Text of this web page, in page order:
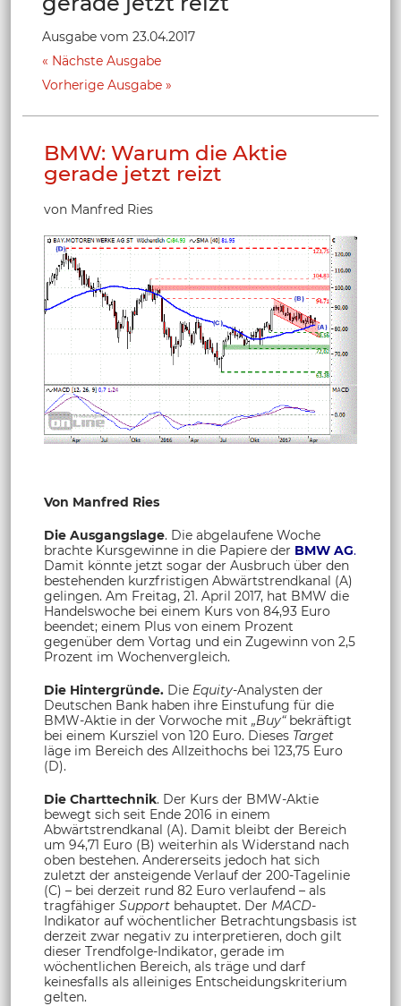
Ausgabe vom 23.04.2017
Nächste Ausgabe
Vorherige Ausgabe
BMW: Warum die Aktie
gerade jetzt reizt
von Manfred Ries
Von Manfred Ries
Die Ausgangslage. Die abgelaufene Woche
brachte Kursgewinne in die Papiere der BMW AG.
Damit könnte jetzt sogar der Ausbruch über den
bestehenden kurzfristigen Abwärtstrendkanal (A)
gelingen. Am Freitag, 21. April 2017, hat BMW die
Handelswoche bei einem Kurs von 84,93 Euro
beendet; einem Plus von einem Prozent
gegenüber dem Vortag und ein Zugewinn von 2,5
Prozent im Wochenvergleich.
Die Hintergründe. Die Equity-Analysten der
Deutschen Bank haben ihre Einstufung für die
BMW-Aktie in der Vorwoche mit „Buy“ bekräftigt
bei einem Kursziel von 120 Euro. Dieses Target
läge im Bereich des Allzeithochs bei 123,75 Euro
(D).
Die Charttechnik. Der Kurs der BMW-Aktie
bewegt sich seit Ende 2016 in einem
Abwärtstrendkanal (A). Damit bleibt der Bereich
um 94,71 Euro (B) weiterhin als Widerstand nach
oben bestehen. Andererseits jedoch hat sich
zuletzt der ansteigende Verlauf der 200-Tagelinie
(C) – bei derzeit rund 82 Euro verlaufend – als
tragfähiger Support behauptet. Der MACD-
Indikator auf wöchentlicher Betrachtungsbasis ist
derzeit zwar negativ zu interpretieren, doch gilt
dieser Trendfolge-Indikator, gerade im
wöchentlichen Bereich, als träge und darf
keinesfalls als alleiniges Entscheidungskriterium
gelten.